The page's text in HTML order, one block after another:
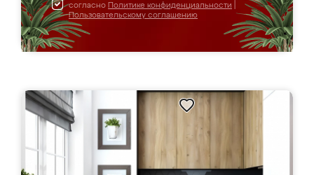
согласно Политике конфиденциальности
Пользовательскому соглашению